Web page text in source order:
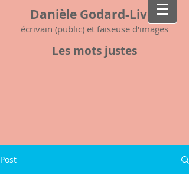
Danièle Godard-Livet
écrivain (public) et faiseuse d'images
Les mots justes
Post